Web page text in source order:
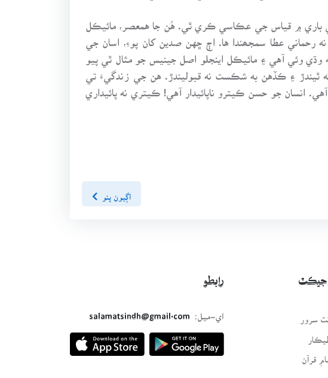
آرٽ، پيار جي باري ۾ قياس جي عڪاسي ڪري ٿي. هُن جا همعصر، مائيڪل
رحماني عطا سمجھندا ها. اڄ ڇهن صدين کان پوءِ، اسان جي
وئي آهي ۽ مائيڪل اينجلو اصل جينيس جو مثال ٿي پيو
ٿيندڙ ۽ ڪڏهن به شڪست نه قبوليندڙ. هن جي زندگيءَ تي
انسان جو حسن ڪيترو ناپائيدار آهي! ڪيتري نه پائيداري
اڳيون پنو
سرور
قرآن
رابطو
اي-ميل:
salamatsindh@gmail.com